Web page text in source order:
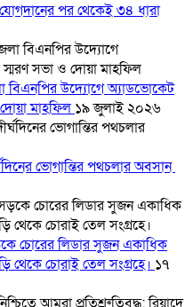
পর থেকেই ৩৪ ধারা
বিএনপির উদ্যোগে অ্যাডভোকেট
মাহফিল ১৯ জুলাই ২০২৬
ভোগান্তির পথচলার অবসান
চোরের লিডার সুজন একাধিক
থেকে চোরাই তেল সংগ্রহে। ১৭